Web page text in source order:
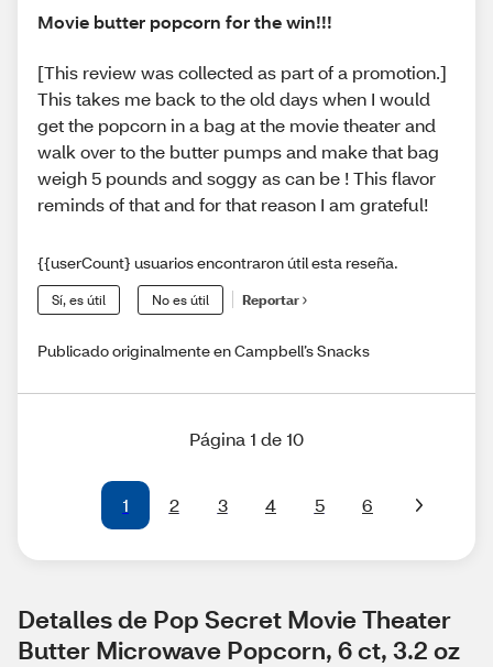
Movie butter popcorn for the win!!!
[This review was collected as part of a promotion.]
This takes me back to the old days when I would
get the popcorn in a bag at the movie theater and
walk over to the butter pumps and make that bag
weigh 5 pounds and soggy as can be ! This flavor
reminds of that and for that reason I am grateful!
{{userCount} usuarios encontraron útil esta reseña.
Sí, es útil No es útil Reportar
Publicado originalmente en Campbell’s Snacks
Página 1 de 10
1 2 3 4 5 6
Detalles de Pop Secret Movie Theater
Butter Microwave Popcorn, 6 ct, 3.2 oz